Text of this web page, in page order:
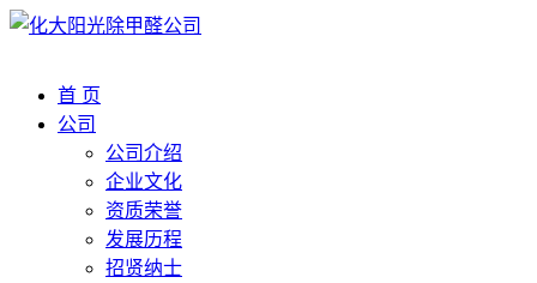
首 页
公司
公司介绍
企业文化
资质荣誉
发展历程
招贤纳士